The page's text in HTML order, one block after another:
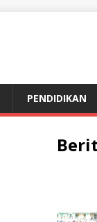
PENDIDIKAN